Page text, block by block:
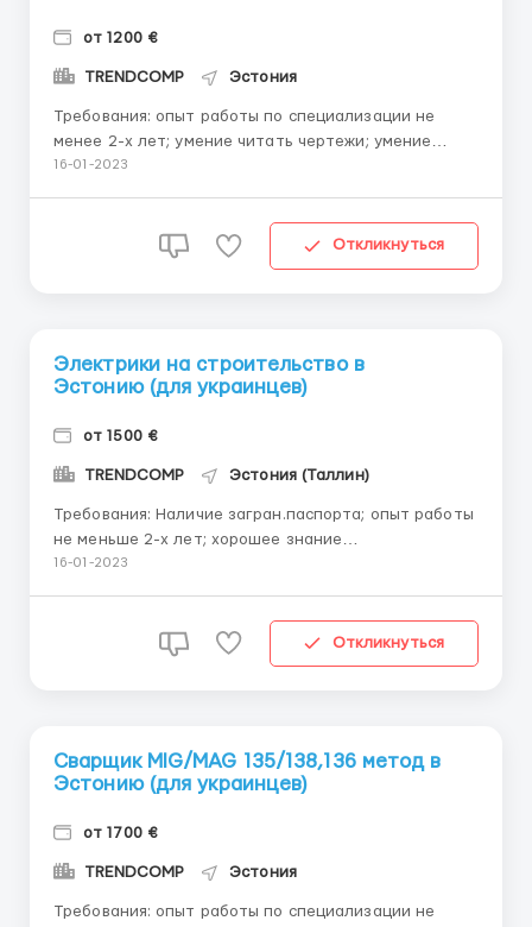
от 1200 €
TRENDCOMP Эстония
Требования: опыт работы по специализации не
менее 2-х лет; умение читать чертежи; умение
использовать различные (ручные) инструменты;
квалификацию. Описание работы Строительство...
16-01-2023
Откликнуться
Электрики на строительство в
Эстонию (для украинцев)
от 1500 €
TRENDCOMP Эстония (Таллин)
Требования: Наличие загран.паспорта; опыт работы
не меньше 2-х лет; хорошее знание
электрооборудования; умение работать с
Обслуживание электрических систем, ремонт и
16-01-2023
Откликнуться
Сварщик MIG/MAG 135/138,136 метод в
Эстонию (для украинцев)
от 1700 €
TRENDCOMP Эстония
Требования: опыт работы по специализации не